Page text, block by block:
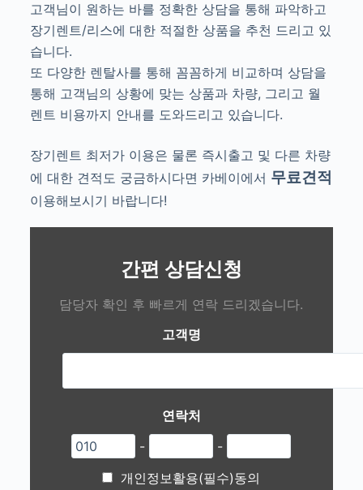
고객님이 원하는 바를 정확한 상담을 통해 파악하고
장기렌트/리스에 대한 적절한 상품을 추천 드리고 있
습니다.
또 다양한 렌탈사를 통해 꼼꼼하게 비교하며 상담을
통해 고객님의 상황에 맞는 상품과 차량, 그리고 월
렌트 비용까지 안내를 도와드리고 있습니다.
장기렌트 최저가 이용은 물론 즉시출고 및 다른 차량
에 대한 견적도 궁금하시다면 카베이에서 무료견적
이용해보시기 바랍니다!
간편 상담신청
담당자 확인 후 빠르게 연락 드리겠습니다.
고객명
연락처
-
-
개인정보활용(필수)동의